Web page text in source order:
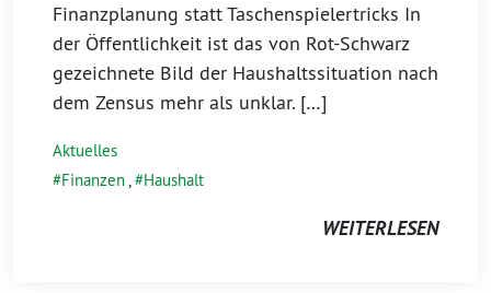
Finanzplanung statt Taschenspielertricks In
der Öffentlichkeit ist das von Rot-Schwarz
gezeichnete Bild der Haushaltssituation nach
dem Zensus mehr als unklar. […]
Aktuelles
Finanzen, Haushalt
WEITERLESEN